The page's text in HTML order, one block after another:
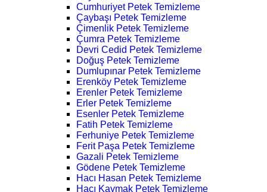
Cumhuriyet Petek Temizleme
Çaybaşı Petek Temizleme
Çimenlik Petek Temizleme
Çumra Petek Temizleme
Devri Cedid Petek Temizleme
Doğuş Petek Temizleme
Dumlupınar Petek Temizleme
Erenköy Petek Temizleme
Erenler Petek Temizleme
Erler Petek Temizleme
Esenler Petek Temizleme
Fatih Petek Temizleme
Ferhuniye Petek Temizleme
Ferit Paşa Petek Temizleme
Gazali Petek Temizleme
Gödene Petek Temizleme
Hacı Hasan Petek Temizleme
Hacı Kaymak Petek Temizleme